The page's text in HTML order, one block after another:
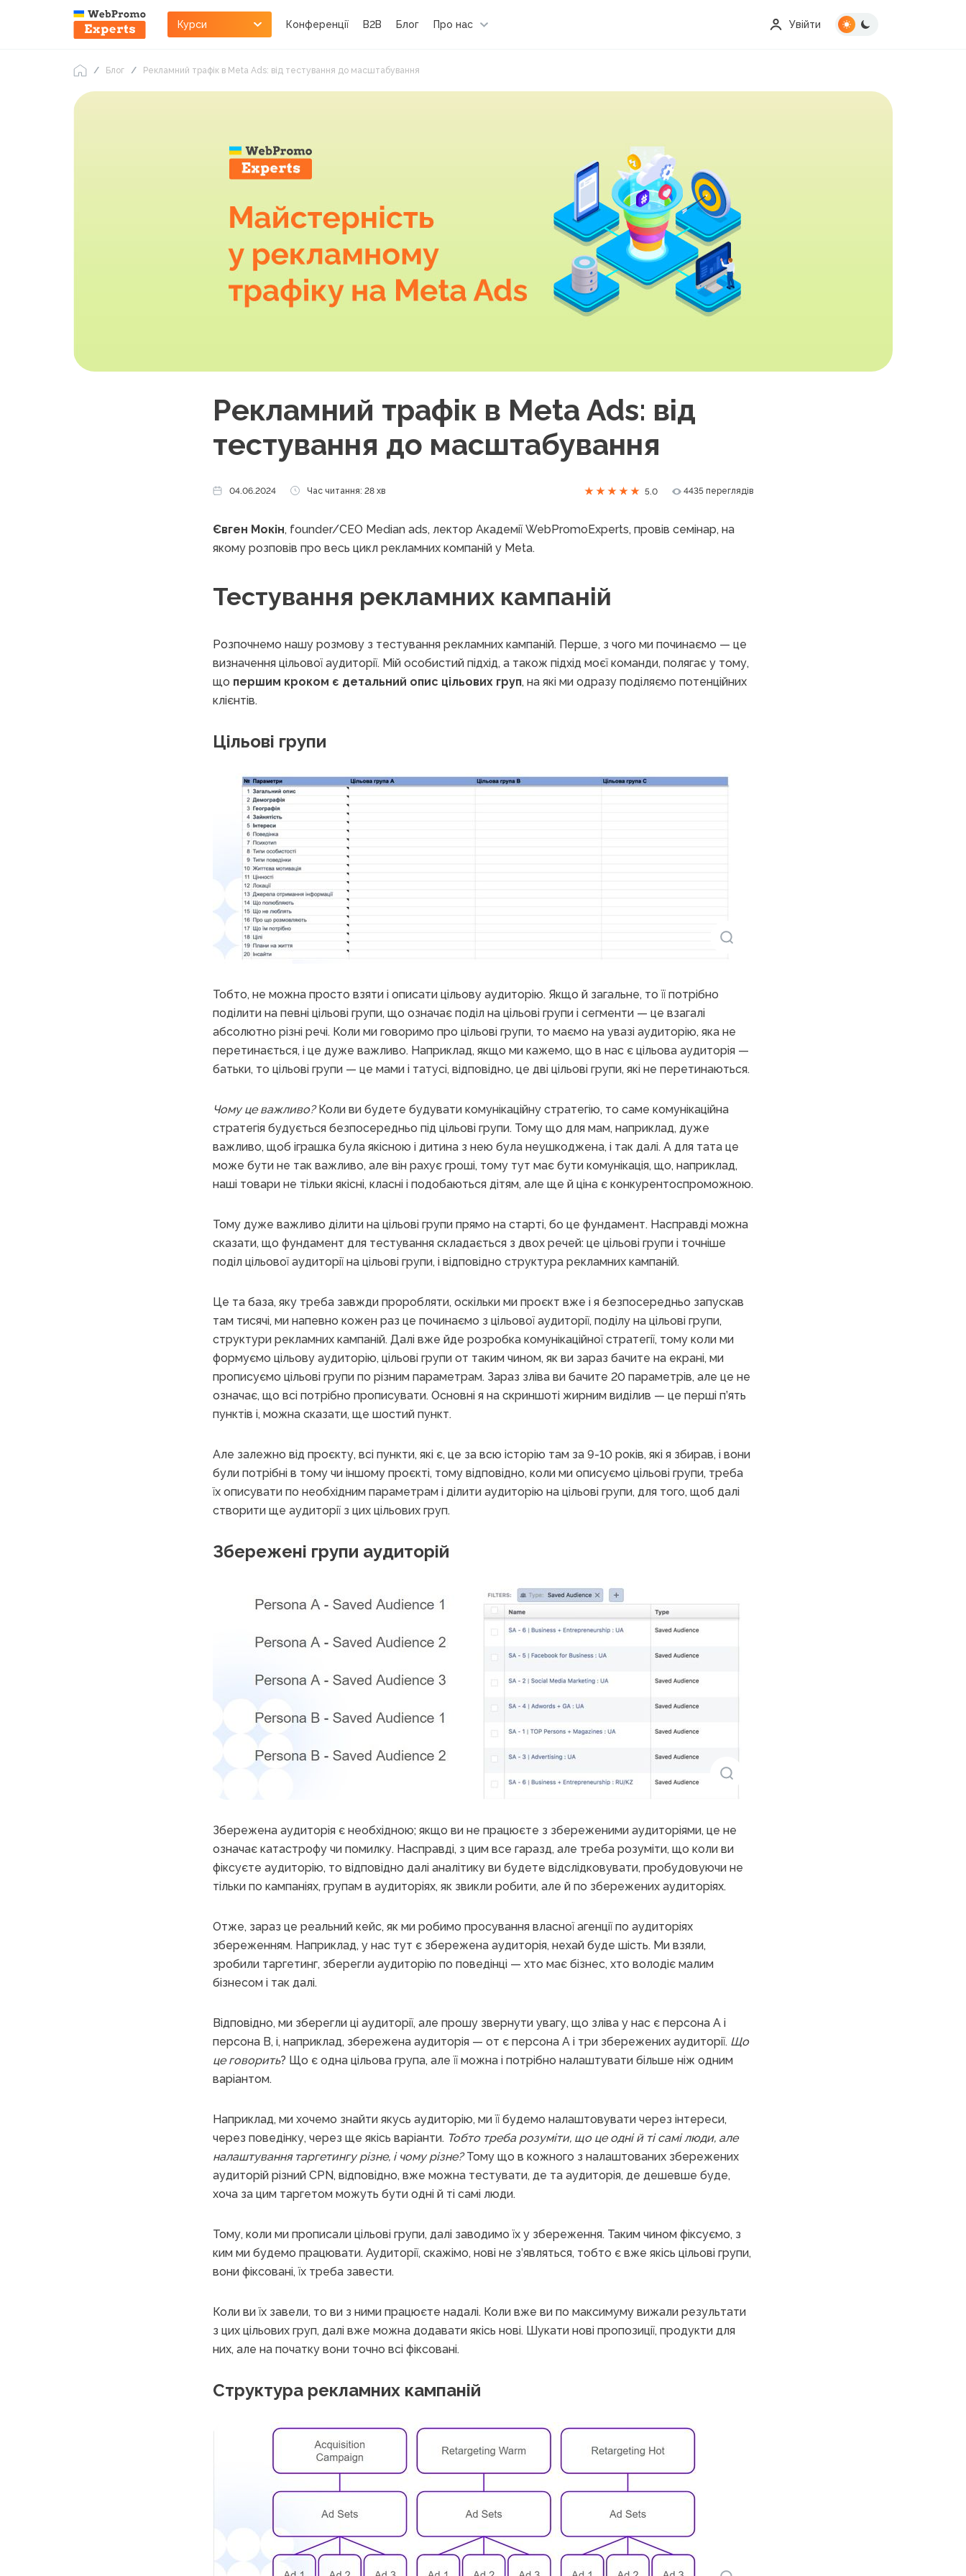
Курси Конференції B2B Блог Про нас Увійти
Блог Рекламний трафік в Meta Ads: від тестування до масштабування
Рекламний трафік в Meta Ads: від
тестування до масштабування
04.06.2024 Час читання: 28 хв 5.0 4435 переглядів
Євген Мокін, founder/CEO Median ads, лектор Академії WebPromoExperts, провів семінар, на
якому розповів про весь цикл рекламних компаній у Meta.
Тестування рекламних кампаній
Розпочнемо нашу розмову з тестування рекламних кампаній. Перше, з чого ми починаємо — це
визначення цільової аудиторії. Мій особистий підхід, а також підхід моєї команди, полягає у тому,
що першим кроком є детальний опис цільових груп, на які ми одразу поділяємо потенційних
клієнтів.
Цільові групи
Тобто, не можна просто взяти і описати цільову аудиторію. Якщо й загальне, то її потрібно
поділити на певні цільові групи, що означає поділ на цільові групи і сегменти — це взагалі
абсолютно різні речі. Коли ми говоримо про цільові групи, то маємо на увазі аудиторію, яка не
перетинається, і це дуже важливо. Наприклад, якщо ми кажемо, що в нас є цільова аудиторія —
батьки, то цільові групи — це мами і татусі, відповідно, це дві цільові групи, які не перетинаються.
Чому це важливо?Коли ви будете будувати комунікаційну стратегію, то саме комунікаційна
стратегія будується безпосередньо під цільові групи. Тому що для мам, наприклад, дуже
важливо, щоб іграшка була якісною і дитина з нею була неушкоджена, і так далі. А для тата це
може бути не так важливо, але він рахує гроші, тому тут має бути комунікація, що, наприклад,
наші товари не тільки якісні, класні і подобаються дітям, але ще й ціна є конкурентоспроможною.
Тому дуже важливо ділити на цільові групи прямо на старті, бо це фундамент. Насправді можна
сказати, що фундамент для тестування складається з двох речей: це цільові групи і точніше
поділ цільової аудиторії на цільові групи, і відповідно структура рекламних кампаній.
Це та база, яку треба завжди проробляти, оскільки ми проєкт вже і я безпосередньо запускав
там тисячі, ми напевно кожен раз це починаємо з цільової аудиторії, поділу на цільові групи,
структури рекламних кампаній. Далі вже йде розробка комунікаційної стратегії, тому коли ми
формуємо цільову аудиторію, цільові групи от таким чином, як ви зараз бачите на екрані, ми
прописуємо цільові групи по різним параметрам. Зараз зліва ви бачите 20 параметрів, але це не
означає, що всі потрібно прописувати. Основні я на скриншоті жирним виділив — це перші п’ять
пунктів і, можна сказати, ще шостий пункт.
Але залежно від проєкту, всі пункти, які є, це за всю історію там за 9-10 років, які я збирав, і вони
були потрібні в тому чи іншому проєкті, тому відповідно, коли ми описуємо цільові групи, треба
їх описувати по необхідним параметрам і ділити аудиторію на цільові групи, для того, щоб далі
створити ще аудиторії з цих цільових груп.
Збережені групи аудиторій
Збережена аудиторія є необхідною; якщо ви не працюєте з збереженими аудиторіями, це не
означає катастрофу чи помилку. Насправді, з цим все гаразд, але треба розуміти, що коли ви
фіксуєте аудиторію, то відповідно далі аналітику ви будете відслідковувати, пробудовуючи не
тільки по кампаніях, групам в аудиторіях, як звикли робити, але й по збережених аудиторіях.
Отже, зараз це реальний кейс, як ми робимо просування власної агенції по аудиторіях
збереженням. Наприклад, у нас тут є збережена аудиторія, нехай буде шість. Ми взяли,
зробили таргетинг, зберегли аудиторію по поведінці — хто має бізнес, хто володіє малим
бізнесом і так далі.
Відповідно, ми зберегли ці аудиторії, але прошу звернути увагу, що зліва у нас є персона A і
персона B, і, наприклад, збережена аудиторія — от є персона A і три збережених аудиторії. Що
це говорить? Що є одна цільова група, але її можна і потрібно налаштувати більше ніж одним
варіантом.
Наприклад, ми хочемо знайти якусь аудиторію, ми її будемо налаштовувати через інтереси,
через поведінку, через ще якісь варіанти. Тобто треба розуміти, що це одні й ті самі люди, але
налаштування таргетингу різне, і чому різне?Тому що в кожного з налаштованих збережених
аудиторій різний CPN, відповідно, вже можна тестувати, де та аудиторія, де дешевше буде,
хоча за цим таргетом можуть бути одні й ті самі люди.
Тому, коли ми прописали цільові групи, далі заводимо їх у збереження. Таким чином фіксуємо, з
ким ми будемо працювати. Аудиторії, скажімо, нові не з’являться, тобто є вже якісь цільові групи,
вони фіксовані, їх треба завести.
Коли ви їх завели, то ви з ними працюєте надалі. Коли вже ви по максимуму вижали результати
з цих цільових груп, далі вже можна додавати якісь нові. Шукати нові пропозиції, продукти для
них, але на початку вони точно всі фіксовані.
Структура рекламних кампаній